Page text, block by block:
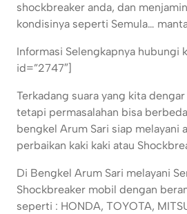
shockbreaker anda, dan
kondisinya seperti Semula…
Informasi Selengkapnya hubungi
id=”2747″]
Terkadang suara yang kita
tetapi permasalahan bisa
bengkel Arum Sari siap melayani
perbaikan kaki kaki atau
Di Bengkel Arum Sari melayani
Shockbreaker mobil dengan
seperti : HONDA, TOYOTA,